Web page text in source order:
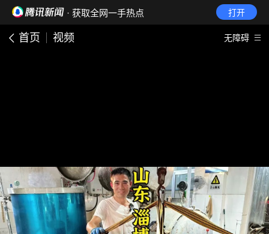
· 获取全网一手热点 打开
首页 视频 无障碍